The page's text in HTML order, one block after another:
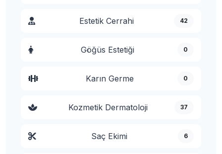
Estetik Cerrahi 42
Göğüs Estetiği 0
Karın Germe 0
Kozmetik Dermatoloji 37
Saç Ekimi 6